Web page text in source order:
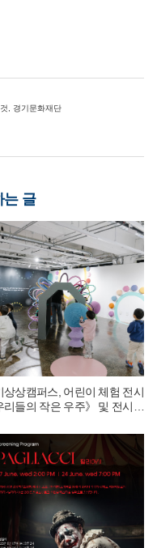
, 경기문화재단
는 글
상상캠퍼스, 어린이 체험 전시
리들의 작은 우주》 및 전시